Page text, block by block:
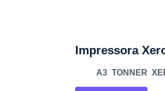
Impressora
A3 ,TONNER ,